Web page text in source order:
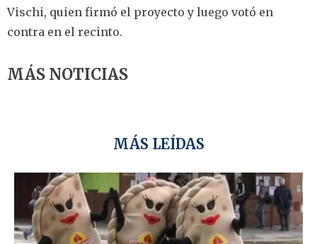
Vischi, quien firmó el proyecto y luego votó en
contra en el recinto.
MÁS NOTICIAS
MÁS LEÍDAS